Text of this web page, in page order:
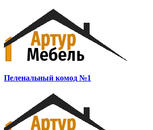
Пеленальный комод №1